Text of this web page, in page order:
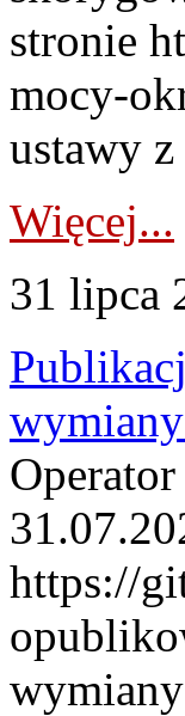
stronie
mocy-
ustawy
Więcej...
31 lipca
https://